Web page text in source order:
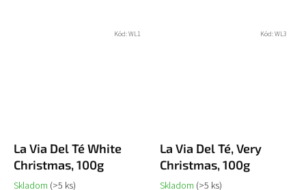
La Via Del Té White
Christmas, 100g
Skladom (>5 ks)
Kód:WL1
La Via Del Té, Very
Christmas, 100g
Skladom (>5 ks)
Kód:WL3